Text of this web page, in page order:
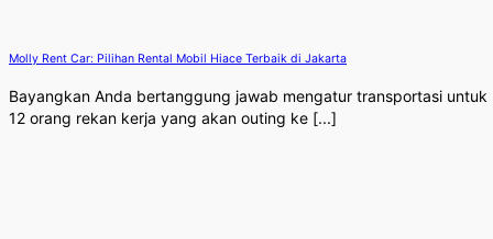
Molly Rent Car: Pilihan Rental Mobil Hiace Terbaik di Jakarta
Bayangkan Anda bertanggung jawab mengatur transportasi untuk
12 orang rekan kerja yang akan outing ke [...]